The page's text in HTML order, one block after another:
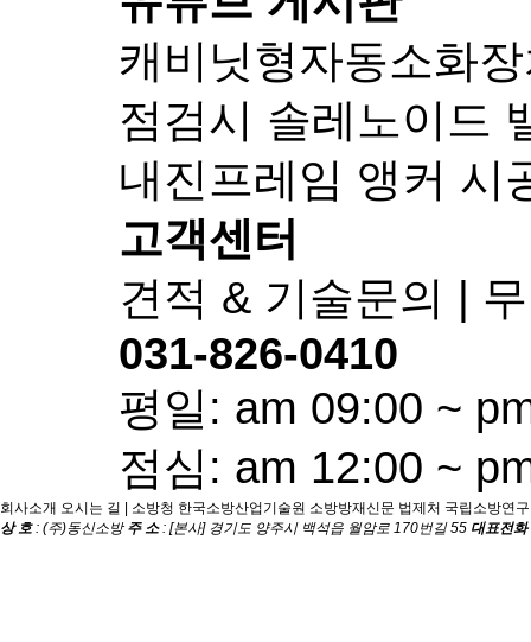
캐비닛형자동소화
점검시 솔레노이드
내진프레임 앵커 시
고객센터
견적 & 기술문의 |
031-826-0410
평일: am 09:00 ~
점심: am 12:00 ~
회사소개 오시는 길 소방청 한국소방산업기술원 소방방재신문 법제처 국립소방연
상 호: (주)동신소방 주 소: [본사] 경기도 양주시 백석읍 월암로 170번길 55 대표전화